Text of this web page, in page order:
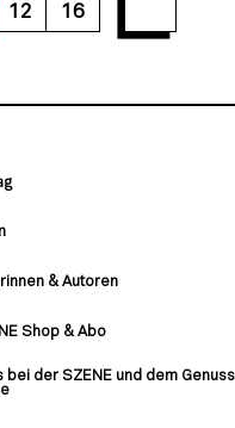
12 16
& Autoren
Shop & Abo
bei der SZENE und dem